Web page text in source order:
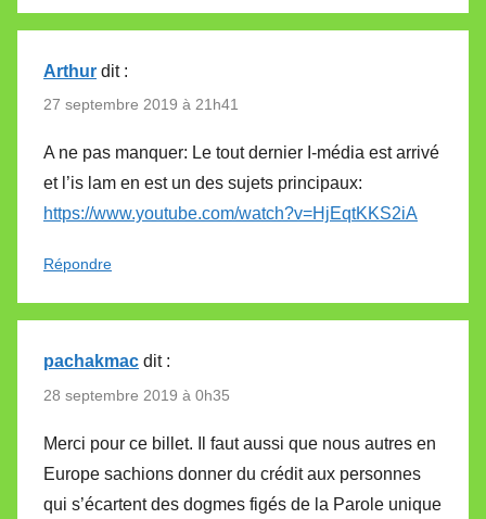
Arthur dit :
27 septembre 2019 à 21h41
A ne pas manquer: Le tout dernier I-média est arrivé
et l’is lam en est un des sujets principaux:
https://www.youtube.com/watch?v=HjEqtKKS2iA
Répondre
pachakmac dit :
28 septembre 2019 à 0h35
Merci pour ce billet. Il faut aussi que nous autres en
Europe sachions donner du crédit aux personnes
qui s’écartent des dogmes figés de la Parole unique